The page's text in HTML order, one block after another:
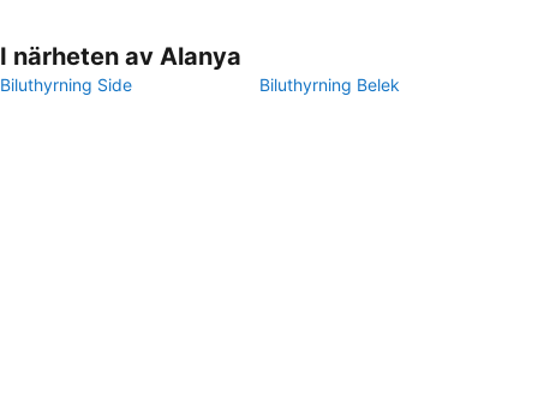
I närheten av Alanya
Biluthyrning Side Biluthyrning Belek